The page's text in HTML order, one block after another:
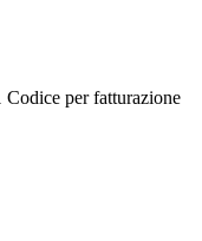
Codice per fatturazione